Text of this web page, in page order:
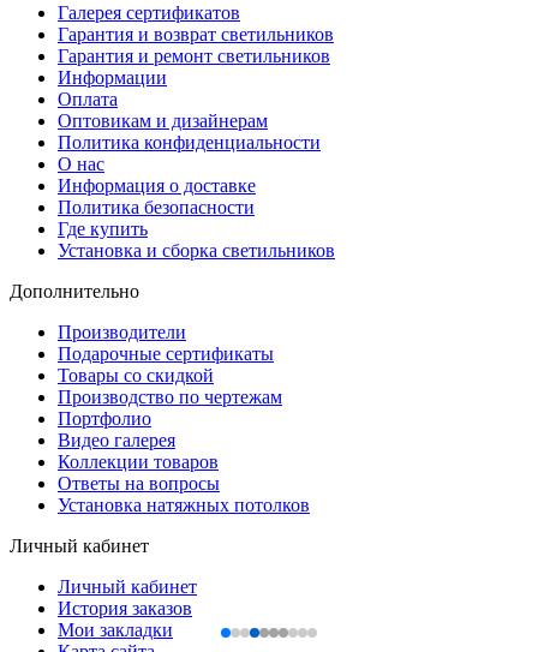
Галерея сертификатов
Гарантия и возврат светильников
Гарантия и ремонт светильников
Информации
Оплата
Оптовикам и дизайнерам
Политика конфиденциальности
О нас
Информация о доставке
Политика безопасности
Где купить
Установка и сборка светильников
Дополнительно
Производители
Подарочные сертификаты
Товары со скидкой
Производство по чертежам
Портфолио
Видео галерея
Коллекции товаров
Ответы на вопросы
Установка натяжных потолков
Личный кабинет
Личный кабинет
История заказов
Мои закладки